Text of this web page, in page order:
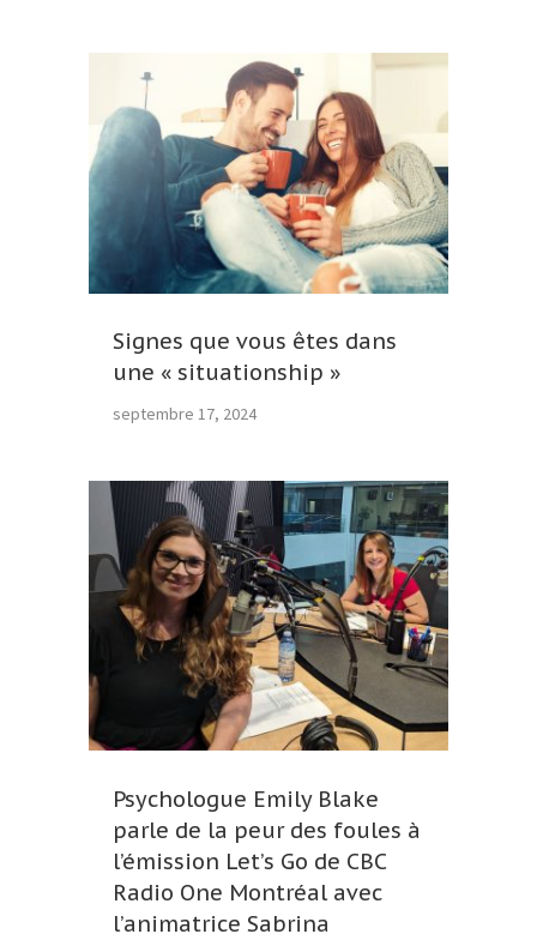
Signes que vous êtes dans
une « situationship »
septembre 17, 2024
Psychologue Emily Blake
parle de la peur des foules à
l’émission Let’s Go de CBC
Radio One Montréal avec
l’animatrice Sabrina